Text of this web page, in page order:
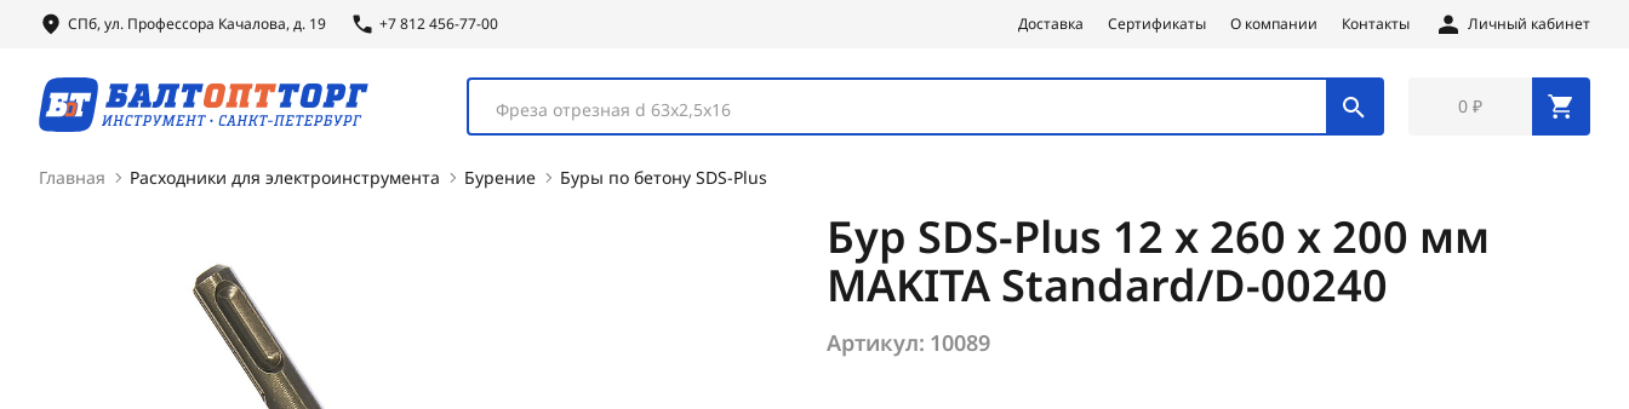
СПб, ул. Профессора Качалова, д. 19 +7 812 456-77-00 Доставка Сертификаты О компании Контакты Личный кабинет
Фреза отрезная d 63х2,5х16 0 ₽
Главная Расходники для электроинструмента Бурение Буры по бетону SDS-Plus
Бур SDS-Plus 12 х 260 х 200 мм
MAKITA Standard/D-00240
Артикул: 10089